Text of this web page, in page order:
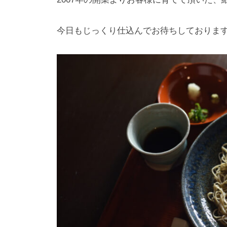
今日もじっくり仕込んでお待ちしておりま